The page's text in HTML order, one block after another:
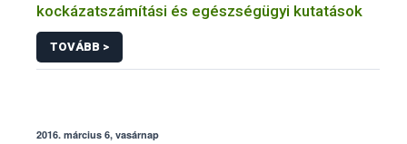
kockázatszámítási és egészségügyi kutatások
TOVÁBB >
2016. március 6, vasárnap